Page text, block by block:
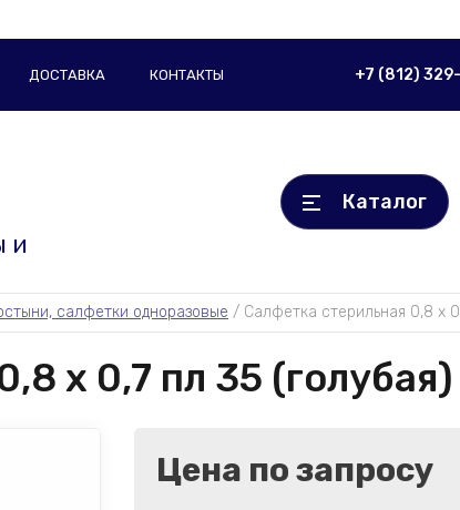
ДОСТАВКА КОНТАКТЫ +7 (812) 329-
и
Каталог
салфетки одноразовые / Салфетка стерильная 0,8 х
х 0,7 пл 35 (голубая)
Цена по запросу